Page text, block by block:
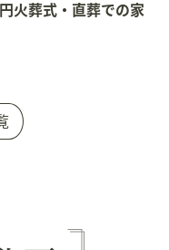
火葬式・直葬での家